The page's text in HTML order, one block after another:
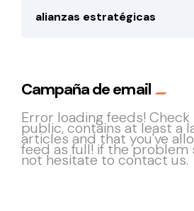
alianzas estratégicas
Campaña de email
Error loading feeds!
public, contains at least a
articles and that you've
feed as full! if the problem
not hesitate to contact us.